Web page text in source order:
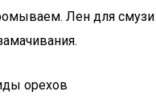
Лен для смузи
орехов